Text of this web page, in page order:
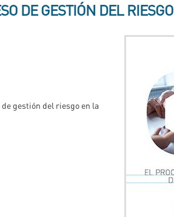
DE GESTIÓN DEL RIESGO
gestión del riesgo en la